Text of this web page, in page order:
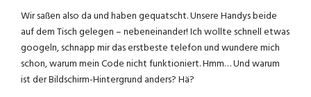
Wir saßen also da und haben gequatscht. Unsere Handys beide
auf dem Tisch gelegen – nebeneinander! Ich wollte schnell etwas
googeln, schnapp mir das erstbeste telefon und wundere mich
schon, warum mein Code nicht funktioniert. Hmm… Und warum
ist der Bildschirm-Hintergrund anders? Hä?